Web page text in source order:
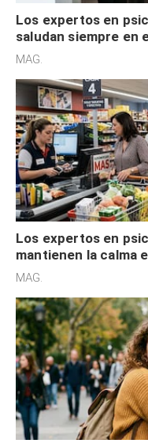
Los expertos en
saludan siempre en
defensiva y tienen
MAG.
Los expertos en
mantienen la calma
cognitiva, gratitud y
MAG.